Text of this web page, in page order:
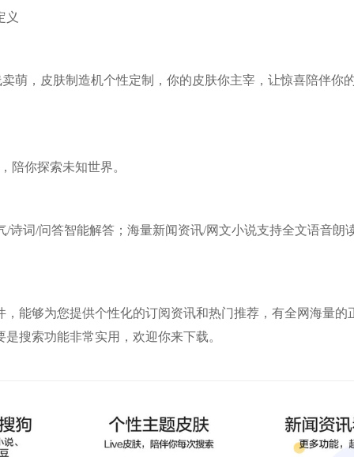
义
萌，皮肤制造机个性定制，你的皮肤你主宰，让惊喜陪伴你
陪你探索未知世界。
词/问答智能解答；海量新闻资讯/网文小说支持全文语音朗
能够为您提供个性化的订阅资讯和热门推荐，有全网海量的
搜索功能非常实用，欢迎你来下载。